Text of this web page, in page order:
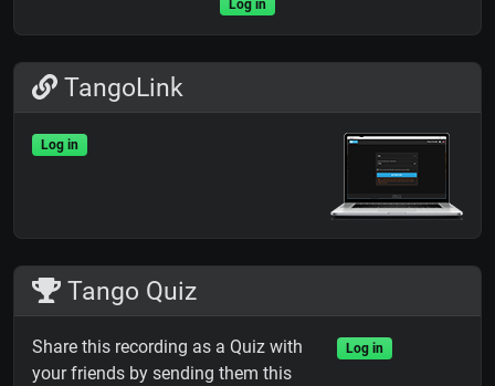
Log in
TangoLink
Log in
Tango Quiz
Share this recording as a Quiz with
your friends by sending them this
Log in